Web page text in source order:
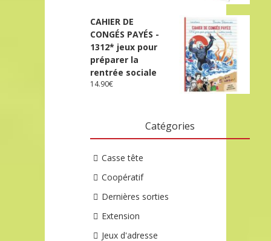
CAHIER DE
CONGÉS PAYÉS -
1312* jeux pour
préparer la
rentrée sociale
14.90€
Catégories
Casse tête
Coopératif
Dernières sorties
Extension
Jeux d'adresse